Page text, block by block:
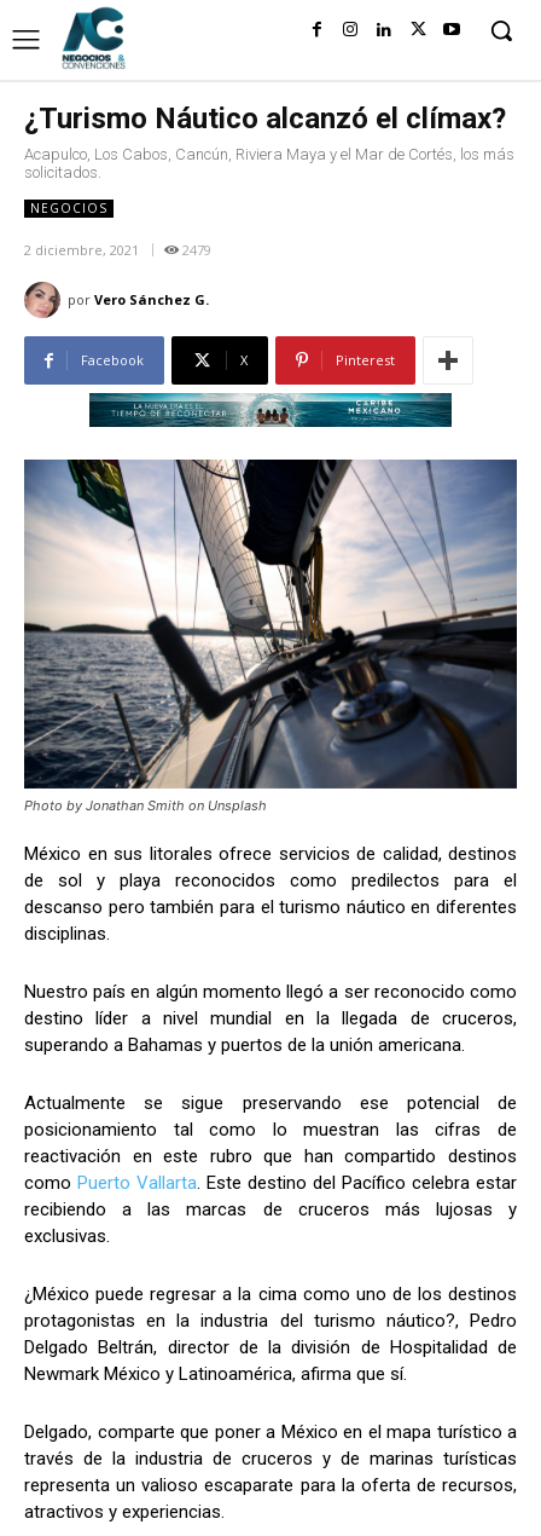
¿Turismo Náutico alcanzó el clímax?
Acapulco, Los Cabos, Cancún, Riviera Maya y el Mar de Cortés, los más
solicitados.
NEGOCIOS
2 diciembre, 2021 2479
por Vero Sánchez G.
Facebook X Pinterest
Photo by Jonathan Smith on Unsplash
México en sus litorales ofrece servicios de calidad, destinos
de sol y playa reconocidos como predilectos para el
descanso pero también para el turismo náutico en diferentes
disciplinas.
Nuestro país en algún momento llegó a ser reconocido como
destino líder a nivel mundial en la llegada de cruceros,
superando a Bahamas y puertos de la unión americana.
Actualmente se sigue preservando ese potencial de
posicionamiento tal como lo muestran las cifras de
reactivación en este rubro que han compartido destinos
como Puerto Vallarta. Este destino del Pacífico celebra estar
recibiendo a las marcas de cruceros más lujosas y
exclusivas.
¿México puede regresar a la cima como uno de los destinos
protagonistas en la industria del turismo náutico?, Pedro
Delgado Beltrán, director de la división de Hospitalidad de
Newmark México y Latinoamérica, afirma que sí.
Delgado, comparte que poner a México en el mapa turístico a
través de la industria de cruceros y de marinas turísticas
representa un valioso escaparate para la oferta de recursos,
atractivos y experiencias.